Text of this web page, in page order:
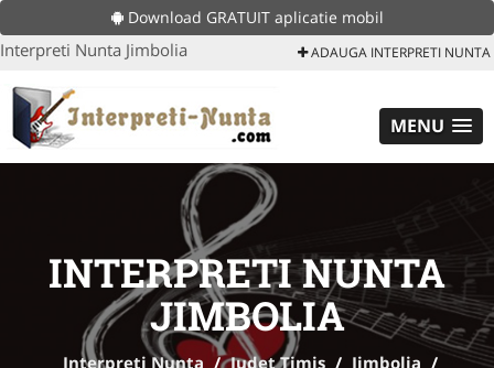
Download GRATUIT aplicatie mobil
Interpreti Nunta Jimbolia ADAUGA INTERPRETI NUNTA
MENU
INTERPRETI NUNTA
JIMBOLIA
Interpreti Nunta / Judet Timis / Jimbolia /